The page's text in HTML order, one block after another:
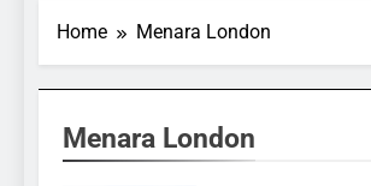
Home Menara London
Menara London